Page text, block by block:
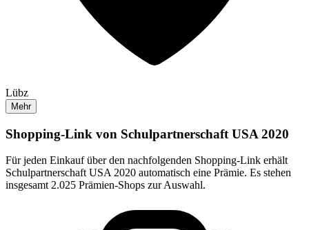
Lübz
Mehr
Shopping-Link von Schulpartnerschaft USA 2020
Für jeden Einkauf über den nachfolgenden Shopping-Link erhält
Schulpartnerschaft USA 2020 automatisch eine Prämie. Es stehen
insgesamt 2.025 Prämien-Shops zur Auswahl.